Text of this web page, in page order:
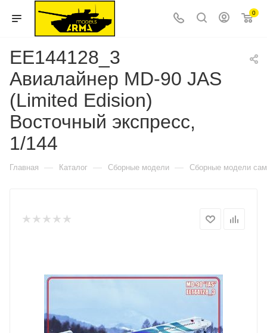
0
ЕЕ144128_3
Авиалайнер MD-90 JAS
(Limited Edision)
Восточный экспресс,
1/144
Главная — Каталог — Сборные модели — Сборные модели